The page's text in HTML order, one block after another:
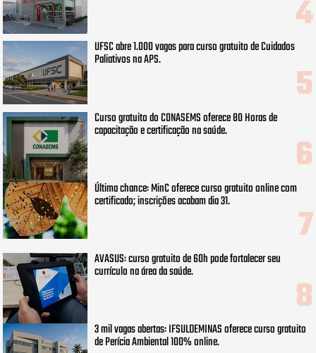
UFSC abre 1.000 vagas para curso gratuito de Cuidados
Paliativos na APS.
Curso gratuito do CONASEMS oferece 80 Horas de
capacitação e certificação na saúde.
Última chance: MinC oferece curso gratuito online com
certificado; inscrições acabam dia 31.
AVASUS: curso gratuito de 60h pode fortalecer seu
currículo na área da saúde.
3 mil vagas abertas: IFSULDEMINAS oferece curso gratuito
de Perícia Ambiental 100% online.